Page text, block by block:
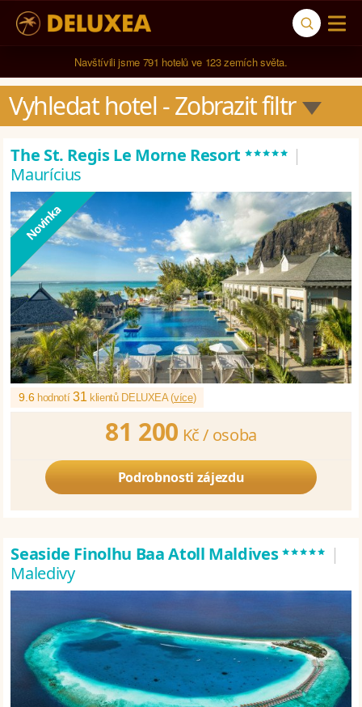
Navštívili jsme 791 hotelů ve 123 zemích světa.
Vyhledat hotel - Zobrazit filtr
The St. Regis Le Morne Resort ***** |
Maurícius
9.6 hodnotí31 klientů DELUXEA (více)
81 200 Kč / osoba
Podrobnosti zájezdu
Seaside Finolhu Baa Atoll Maldives***** |
Maledivy